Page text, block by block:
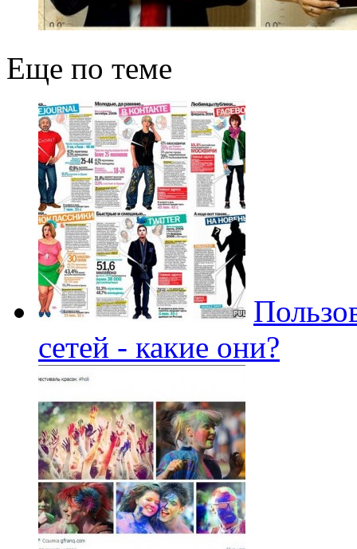
Еще по теме
сетей - какие они?